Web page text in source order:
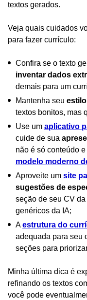
textos gerados.
Veja quais cuidados
para fazer currículo:
Confira se o texto
inventar dados
demais para um
Mantenha seu
textos bonitos, mas
Use um aplicativo
cuide de sua
não é só conteúdo
modelo moderno
Aproveite um site
sugestões de
seção de seu CV
genéricos da IA;
Aestrutura do
adequada para seu
seções para
Minha última dica é
refinando os textos
você pode